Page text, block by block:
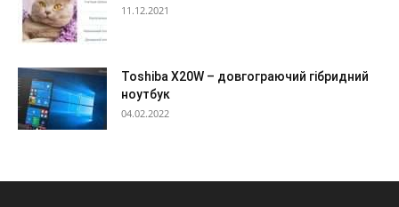
11.12.2021
Toshiba X20W – довгограючий гібридний
ноутбук
04.02.2022